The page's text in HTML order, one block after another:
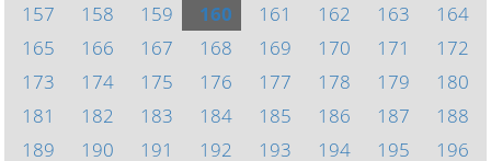
157
158 159 160 161 162 163
164
165
166 167 168 169 170 171
172
173
174 175 176 177 178 179
180
181
182 183 184 185 186 187
188
189
190 191 192 193 194 195
196